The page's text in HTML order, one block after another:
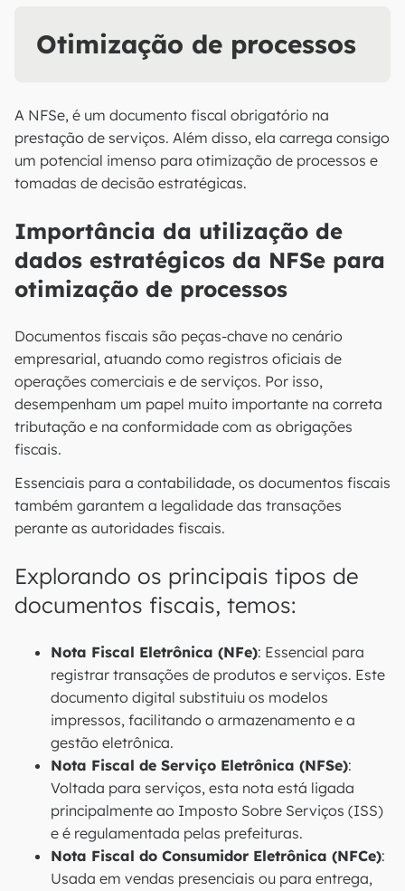
Otimização de processos
A NFSe, é um documento fiscal obrigatório na
prestação de serviços. Além disso, ela carrega consigo
um potencial imenso para otimização de processos e
tomadas de decisão estratégicas.
Importância da utilização de
dados estratégicos da NFSe para
otimização de processos
Documentos fiscais são peças-chave no cenário
empresarial, atuando como registros oficiais de
operações comerciais e de serviços. Por isso,
desempenham um papel muito importante na correta
tributação e na conformidade com as obrigações
fiscais.
Essenciais para a contabilidade, os documentos fiscais
também garantem a legalidade das transações
perante as autoridades fiscais.
Explorando os principais tipos de
documentos fiscais, temos:
Nota Fiscal Eletrônica (NFe): Essencial para
registrar transações de produtos e serviços. Este
documento digital substituiu os modelos
impressos, facilitando o armazenamento e a
gestão eletrônica.
Nota Fiscal de Serviço Eletrônica (NFSe):
Voltada para serviços, esta nota está ligada
principalmente ao Imposto Sobre Serviços (ISS)
e é regulamentada pelas prefeituras.
Nota Fiscal do Consumidor Eletrônica (NFCe):
Usada em vendas presenciais ou para entrega,